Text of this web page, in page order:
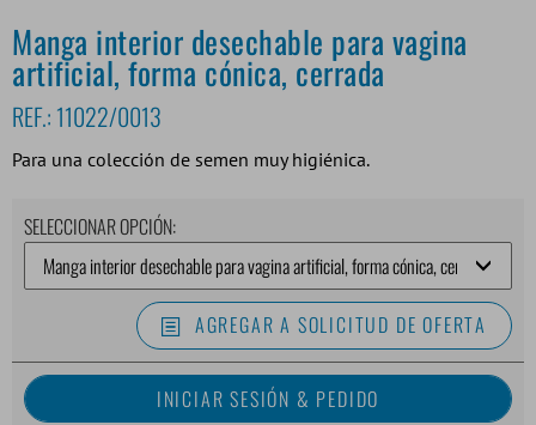
Manga interior desechable para vagina
artificial, forma cónica, cerrada
REF.: 11022/0013
Para una colección de semen muy higiénica.
SELECCIONAR OPCIÓN:
AGREGAR A SOLICITUD DE OFERTA